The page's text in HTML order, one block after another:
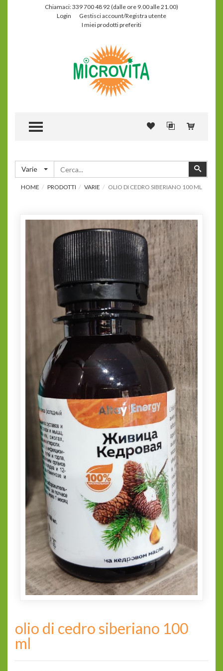
Chiamaci: 339 700 48 92 (dalle ore 9.00 alle 21.00)
Login
Gestisci account/Registra utente
I miei prodotti preferiti
TOGGLE MENU
Varie
HOME PRODOTTI VARIE OLIO DI CEDRO SIBERIANO 100 ML
olio di cedro siberiano 100
ml